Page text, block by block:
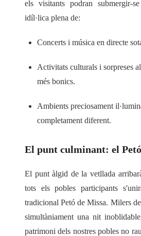
els visitants podran submergir-
idíl·lica plena de:
Concerts i música en directe
Activitats culturals i sorpreses
més bonics.
Ambients preciosament
completament diferent.
El punt culminant: el
El punt àlgid de la vetllada
tots els pobles participants
tradicionalPetó de Missa. Milers
simultàniament una nit
patrimoni dels nostres pobles no